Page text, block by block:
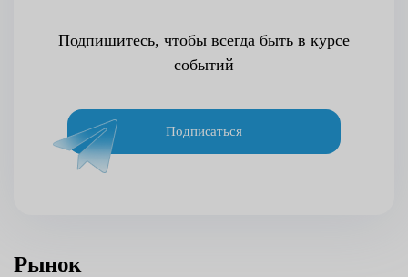
Подпишитесь, чтобы всегда быть в курсе
событий
Подписаться
Рынок